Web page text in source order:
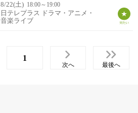
8/22(土) 18:00～19:00
日テレプラス ドラマ・アニメ・
音楽ライブ
1
次へ 最後へ